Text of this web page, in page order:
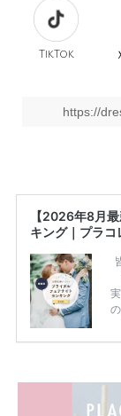
TikTok
https://
【2026年8月
キング｜プラ